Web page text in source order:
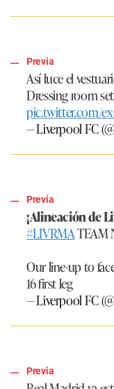
Previa
Así luce el
Dressing room
pic.twitter.com/
— Liverpool FC
Previa
¡Alineación de
#LIVRMATEAM
Our line-up to
16 first leg
— Liverpool FC
Previa